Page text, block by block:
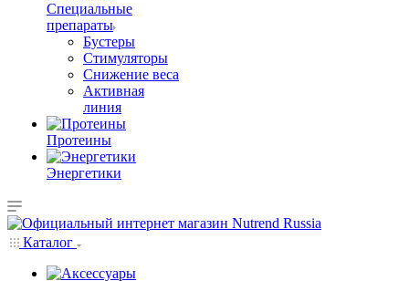
Специальные
препараты
Бустеры
Стимуляторы
Снижение веса
Активная
линия
Протеины
Энергетики
Каталог